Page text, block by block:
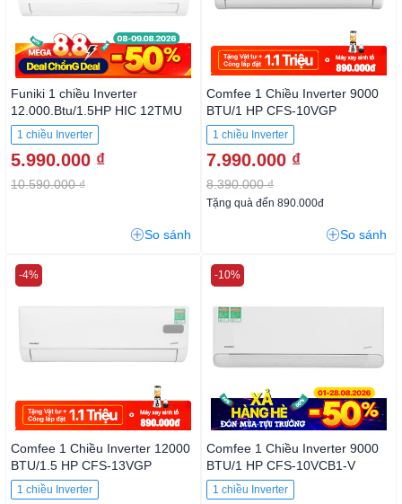
Funiki 1 chiều Inverter
12.000.Btu/1.5HP HIC 12TMU
1 chiều Inverter
5.990.000 ₫
10.590.000 ₫
So sánh
Comfee 1 Chiều Inverter 9000
BTU/1 HP CFS-10VGP
1 chiều Inverter
7.990.000 ₫
8.390.000 ₫
Tặng quà đến 890.000đ
So sánh
Comfee 1 Chiều Inverter 12000
BTU/1.5 HP CFS-13VGP
1 chiều Inverter
-4%
Comfee 1 Chiều Inverter 9000
BTU/1 HP CFS-10VCB1-V
1 chiều Inverter
-10%